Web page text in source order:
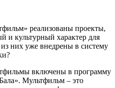
реализованы проекты,
и культурный характер для
них уже внедрены в систему
включены в программу
Мультфильм – это